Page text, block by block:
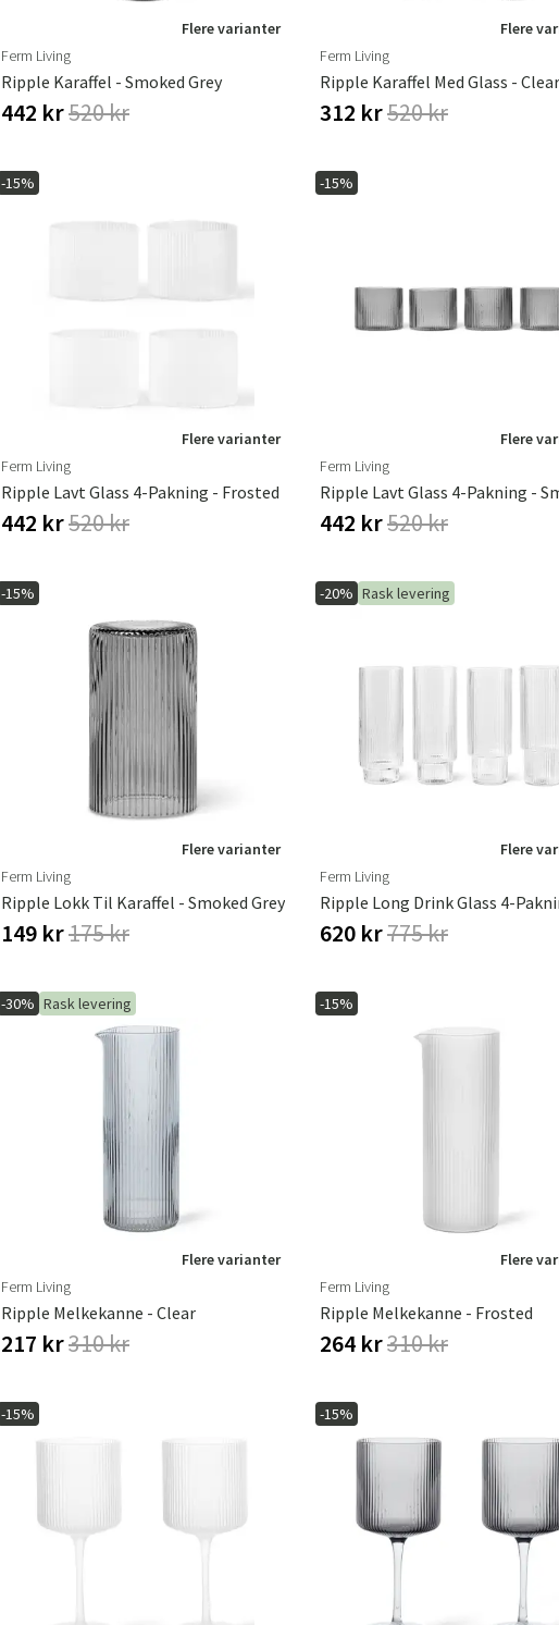
Danmark
Flere varianter
Ferm Living
Ripple Karaffel - Smoked Grey
442 kr520 kr
Flere
Ferm Living
Ripple Karaffel Med Glass - Clear
312 kr520 kr
-15%
Flere varianter
Ferm Living
Ripple Lavt Glass 4-Pakning - Frosted
442 kr520 kr
-15%
Flere
Ferm Living
442 kr520 kr
-15%
Flere varianter
Ferm Living
Ripple Lokk Til Karaffel - Smoked Grey
149 kr175 kr
-20% Rask levering
Flere
Ferm Living
620 kr775 kr
-30% Rask levering
Flere varianter
Ferm Living
Ripple Melkekanne - Clear
217 kr310 kr
-15%
Flere
Ferm Living
Ripple Melkekanne - Frosted
264 kr310 kr
-15% -15%